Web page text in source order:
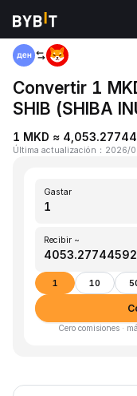
Inicio MKD to SHIB
Convertir 1
SHIB (SHIBA
1 MKD ≈
Última actualización ： 2026/
Gastar
Recibir ~
1 10
Cero comisiones ·